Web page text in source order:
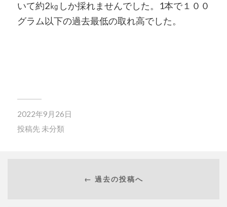
いて約2㎏しか採れませんでした。1本で１００
グラム以下の過去最低の取れ高でした。
2022年9月26日
投稿先 未分類
← 過去の投稿へ